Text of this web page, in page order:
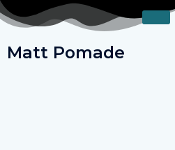
Vai
al
Matt Pomade